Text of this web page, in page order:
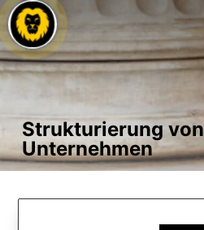
Strukturierung von
Unternehmen